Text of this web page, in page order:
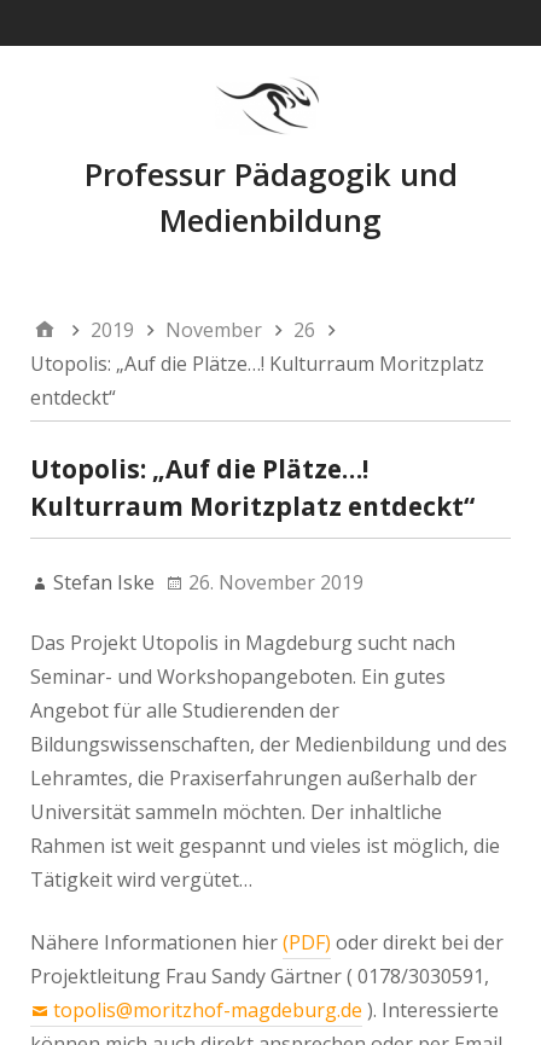
Professur Pädagogik und
Medienbildung
2019 November
26
Utopolis: „Auf die Plätze…! Kulturraum Moritzplatz
entdeckt“
Utopolis: „Auf die Plätze…!
Kulturraum Moritzplatz entdeckt“
Stefan Iske 26. November 2019
Das Projekt Utopolis in Magdeburg sucht nach
Seminar- und Workshopangeboten. Ein gutes
Angebot für alle Studierenden der
Bildungswissenschaften, der Medienbildung und des
Lehramtes, die Praxiserfahrungen außerhalb der
Universität sammeln möchten. Der inhaltliche
Rahmen ist weit gespannt und vieles ist möglich, die
Tätigkeit wird vergütet…
Nähere Informationen hier(PDF) oder direkt bei der
Projektleitung Frau Sandy Gärtner ( 0178/3030591,
topolis@moritzhof-magdeburg.de ). Interessierte